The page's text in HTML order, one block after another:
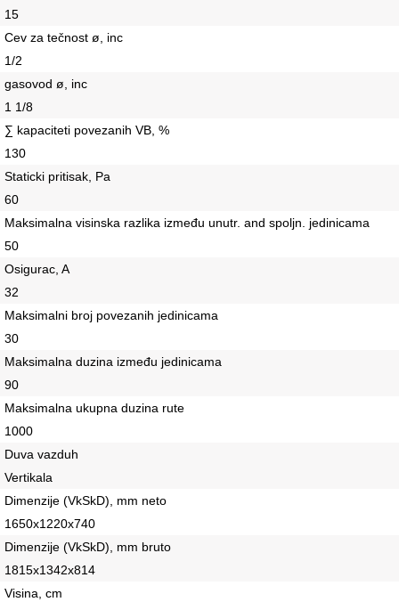
15
Cev za tečnost ø, inc
1/2
gasovod ø, inc
1 1/8
∑ kapaciteti povezanih VB, %
130
Staticki pritisak, Pa
60
Maksimalna visinska razlika između unutr. and spoljn. jedinicama
50
Osigurac, A
32
Maksimalni broj povezanih jedinicama
30
Maksimalna duzina između jedinicama
90
Maksimalna ukupna duzina rute
1000
Duva vazduh
Vertikala
Dimenzije (VkSkD), mm neto
1650x1220x740
Dimenzije (VkSkD), mm bruto
1815х1342х814
Visina, сm